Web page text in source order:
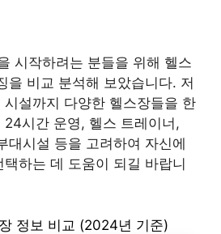
시작하려는 분들을 위해 헬스
을 비교 분석해 보았습니다. 저
설까지 다양한 헬스장들을 한
24시간 운영, 헬스 트레이너,
대시설 등을 고려하여 자신에
하는 데 도움이 되길 바랍니
정보 비교 (2024년 기준)